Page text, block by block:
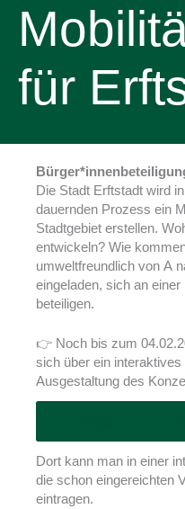
für
Die Stadt Erftstadt wird
dauernden Prozess ein
Stadtgebiet erstellen.
entwickeln? Wie
umweltfreundlich von A
eingeladen, sich an
beteiligen.
👉 Noch bis zum
sich über ein
Ausgestaltung des
Dort kann man in einer
die schon eingereichten
eintragen.